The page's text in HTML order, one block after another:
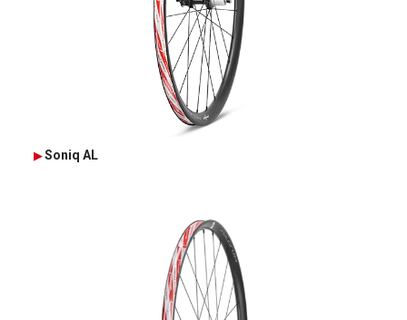
Soniq AL